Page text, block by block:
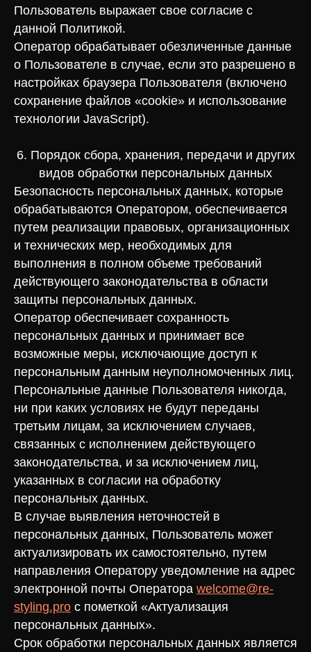
Пользователь выражает свое согласие с
данной Политикой.
Оператор обрабатывает обезличенные данные
о Пользователе в случае, если это разрешено в
настройках браузера Пользователя (включено
сохранение файлов «cookie» и использование
технологии JavaScript).
6. Порядок сбора, хранения, передачи и других
видов обработки персональных данных
Безопасность персональных данных, которые
обрабатываются Оператором, обеспечивается
путем реализации правовых, организационных
и технических мер, необходимых для
выполнения в полном объеме требований
действующего законодательства в области
защиты персональных данных.
Оператор обеспечивает сохранность
персональных данных и принимает все
возможные меры, исключающие доступ к
персональным данным неуполномоченных лиц.
Персональные данные Пользователя никогда,
ни при каких условиях не будут переданы
третьим лицам, за исключением случаев,
связанных с исполнением действующего
законодательства, и за исключением лиц,
указанных в согласии на обработку
персональных данных.
В случае выявления неточностей в
персональных данных, Пользователь может
актуализировать их самостоятельно, путем
направления Оператору уведомление на адрес
электронной почты Оператора welcome@re-
styling.pro с пометкой «Актуализация
персональных данных».
Срок обработки персональных данных является